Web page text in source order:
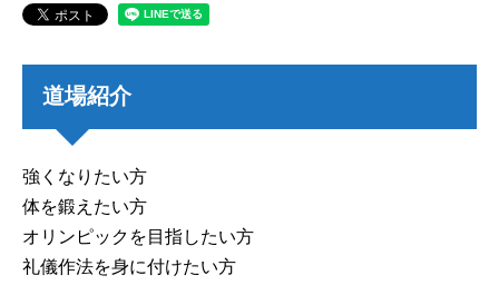
道場紹介
強くなりたい方
体を鍛えたい方
オリンピックを目指したい方
礼儀作法を身に付けたい方